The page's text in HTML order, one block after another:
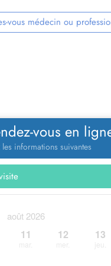
vous médecin ou
vous en
les informations suivantes
août 2026
11 12 13